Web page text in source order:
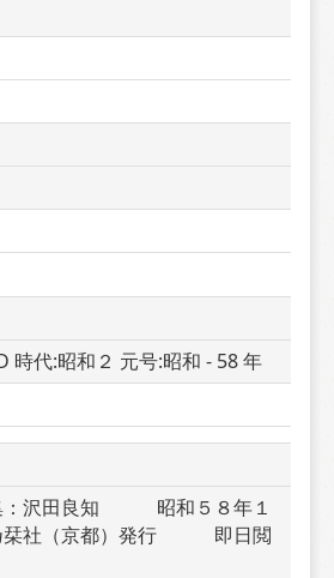
時代:昭和２ 元号:昭和 - 58 年
沢田良知　　　昭和５８年１
社（京都）発行　　　即日閲